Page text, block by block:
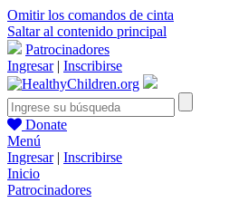
Omitir los comandos de cinta
Saltar al contenido principal
Patrocinadores
Ingresar| Inscribirse
Donate
Menú
Ingresar| Inscribirse
Inicio
Patrocinadores